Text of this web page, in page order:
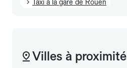
Taxi à la gare de Rouen
Villes à proximité